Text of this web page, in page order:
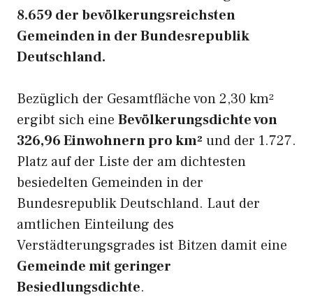
8.659 der bevölkerungsreichsten
Gemeinden in der Bundesrepublik
Deutschland.
Bezüglich der Gesamtfläche von 2,30 km²
ergibt sich eine Bevölkerungsdichte von
326,96 Einwohnern pro km² und der 1.727.
Platz auf der Liste der am dichtesten
besiedelten Gemeinden in der
Bundesrepublik Deutschland. Laut der
amtlichen Einteilung des
Verstädterungsgrades ist Bitzen damit eine
Gemeinde mit geringer
Besiedlungsdichte.